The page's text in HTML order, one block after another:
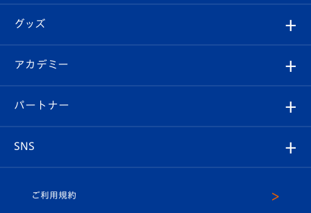
チケット
イベント
メディア
ホームタウン
スタッフプロフィール
マスコット紹介
はじめての観戦ガイド
Revive Team
ヴィヴィくんの長崎おもてなしガイド
フォトギャラリー
スタジアムグルメ
チケット
V-LOVERS（ファンクラブ）
プレイヤーズスイート
グッズ
オンラインショップ
店舗情報
アカデミー
育成からのお知らせ
U-18
パートナー
SNS
ご利用規約